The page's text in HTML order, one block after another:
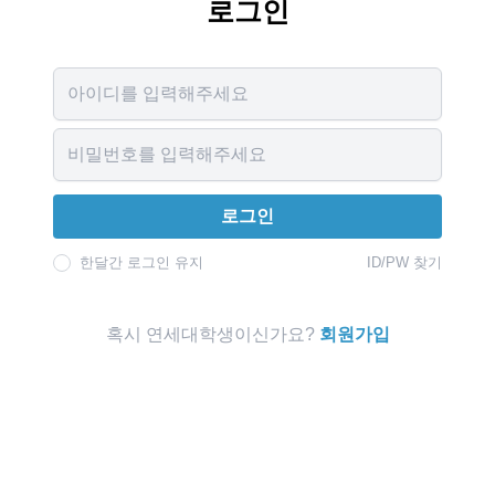
로그인
로그인
한달간 로그인 유지 ID/PW 찾기
혹시 연세대학생이신가요? 회원가입